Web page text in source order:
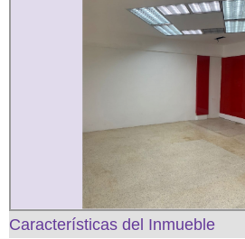
Características del Inmueble